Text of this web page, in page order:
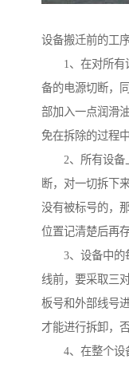
设备搬迁前的工
1、在对所有
备的电源切断，
部加入一点润滑
免在拆除的过程
2、所有设备
断，对一切拆下
没有被标号的，
位置记清楚后再存
3、设备中的
线前，要采取三
板号和外部线号
才能进行拆卸，
4、在整个设备